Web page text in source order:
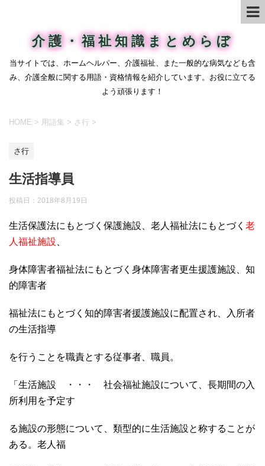
介護・福祉知識まとめらぼ
当サイトでは、ホームヘルパー、介護福祉、また一般的な病気なども含
み、介護全般に関する用語・資格情報を紹介しています。お役に立てる
よう頑張ります！
HOME > 用語集 > さ行 >
さ行
生活指導員
投稿日： 2018年8月19日
生活保護法にもとづく保護施設、老人福祉法にもとづく 老
人福祉施設
身体障害者福祉法にもとづく身体障害者更生援護施設、知
的障害者
福祉法にもとづく知的障害者援護施設に配置され、入所者
の生活指導
を行うことを職責とする従事者、職員。
「生活施設 ・・・ 社会福祉施設について、長期間の入
所利用を予定す
る施設の形態について、類型的に生活施設と称することが
ある。老人福